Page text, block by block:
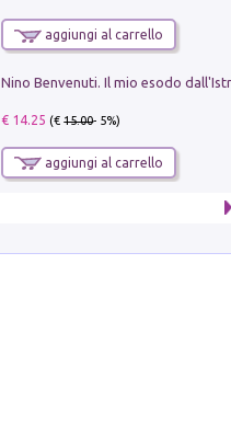
aggiungi al carrello
Nino Benvenuti. Il mio esodo
€ 14.25 (€15.00- 5%)
aggiungi al carrello